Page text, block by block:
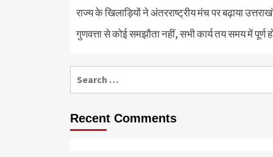
राज्य के खिलाड़ियों ने अंतरराष्ट्रीय मंच पर बढ़ाया
गुणवत्ता से कोई समझौता नहीं, सभी कार्य तय समय में पूर्ण
for:
Recent Comments